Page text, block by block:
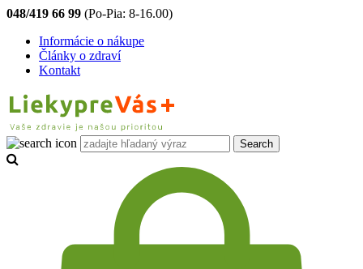
048/419 66 99 (Po-Pia: 8-16.00)
Informácie o nákupe
Články o zdraví
Kontakt